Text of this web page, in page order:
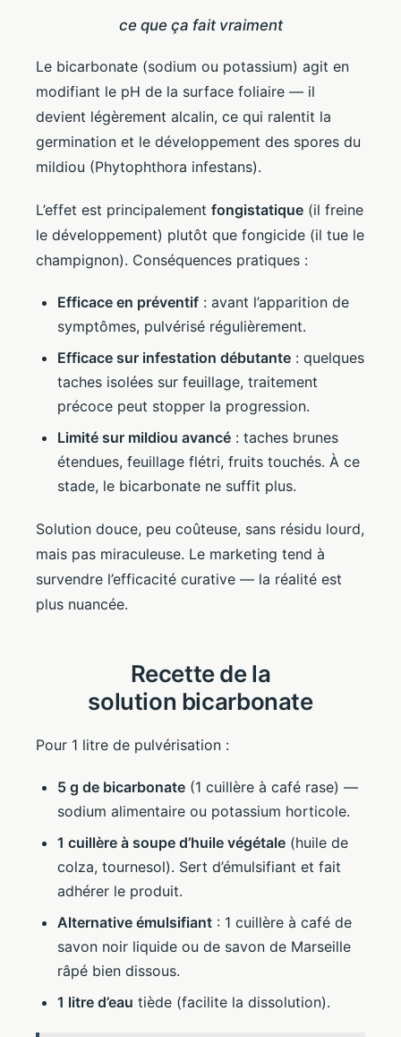
ce que ça fait vraiment
Le bicarbonate (sodium ou potassium) agit en
modifiant le pH de la surface foliaire — il
devient légèrement alcalin, ce qui ralentit la
germination et le développement des spores du
mildiou (Phytophthora infestans).
L’effet est principalement fongistatique (il freine
le développement) plutôt que fongicide (il tue le
champignon). Conséquences pratiques :
Efficace en préventif : avant l’apparition de
symptômes, pulvérisé régulièrement.
Efficace sur infestation débutante : quelques
taches isolées sur feuillage, traitement
précoce peut stopper la progression.
Limité sur mildiou avancé : taches brunes
étendues, feuillage flétri, fruits touchés. À ce
stade, le bicarbonate ne suffit plus.
Solution douce, peu coûteuse, sans résidu lourd,
mais pas miraculeuse. Le marketing tend à
survendre l’efficacité curative — la réalité est
plus nuancée.
Recette de la
solution bicarbonate
Pour 1 litre de pulvérisation :
5 g de bicarbonate (1 cuillère à café rase) —
sodium alimentaire ou potassium horticole.
1 cuillère à soupe d’huile végétale (huile de
colza, tournesol). Sert d’émulsifiant et fait
adhérer le produit.
Alternative émulsifiant : 1 cuillère à café de
savon noir liquide ou de savon de Marseille
râpé bien dissous.
1 litre d’eau tiède (facilite la dissolution).